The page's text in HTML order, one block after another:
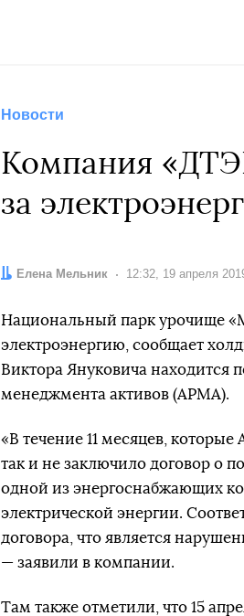
Новости
Компания
за
Автор:
Елена Мельник Дата:
12:32, 19 апреля
Национальный парк урочище
электроэнергию, сообщает
Виктора Януковича находится
менеджмента активов (АРМА).
«В течение 11 месяцев,
так и не заключило договор о
одной из энергоснабжающих
электрической энергии.
договора, что является
— заявили в компании.
Там также отметили, что 15